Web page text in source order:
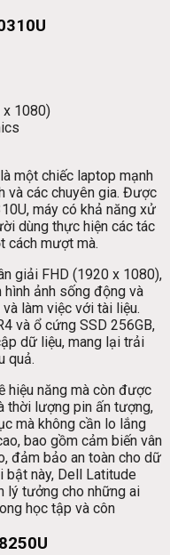
x 1080)
một chiếc laptop mạnh
và các chuyên gia. Được
máy có khả năng xử
dùng thực hiện các tác
cách mượt mà.
giải FHD (1920 x 1080),
ảnh sống động và
làm việc với tài liệu.
và ổ cứng SSD 256GB,
dữ liệu, mang lại trải
quả.
hiệu năng mà còn được
thời lượng pin ấn tượng,
mà không cần lo lắng
bao gồm cảm biến vân
đảm bảo an toàn cho dữ
bật này, Dell Latitude
lý tưởng cho những ai
học tập và côn